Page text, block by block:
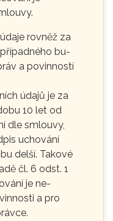
rovněž za
bu-
a povinností
údajů je za
10 let od
dle smlouvy,
uchování
delší. Takové
čl. 6 odst. 1
je ne-
a pro